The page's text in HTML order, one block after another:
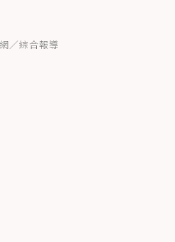
／綜合報導